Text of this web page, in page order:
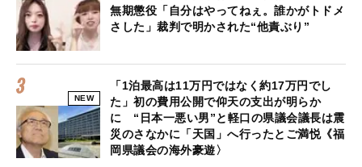
無期懲役「自分はやってねぇ。誰かがトドメ
さした」裁判で明かされた“他責ぶり”
NEW
「1泊最高は11万円ではなく約17万円でし
た」初の費用公開で仰天の支出が明らか
に “日本一悪い男”と軽口の県議会議長は震
災のさなかに「天国」へ行ったとご満悦《福
岡県議会の海外豪遊〉